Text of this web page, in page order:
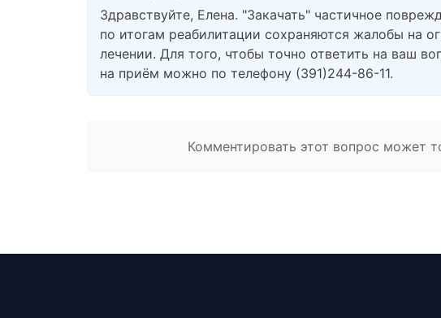
Здравствуйте, Елена. "Закачать" частичное
по итогам реабилитации сохраняются жалобы на
лечении. Для того, чтобы точно ответить на ваш
на приём можно по телефону (391)244-86-11.
Комментировать этот вопрос может